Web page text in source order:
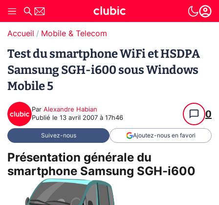
Accueil Mobile & Telecom
Test du smartphone WiFi et HSDPA
Samsung SGH-i600 sous Windows
Mobile 5
Par Alexandre Habian
Publié le 13 avril 2007 à 17h46 0
Suivez-nous Ajoutez-nous en favori
Présentation générale du
smartphone Samsung SGH-i600